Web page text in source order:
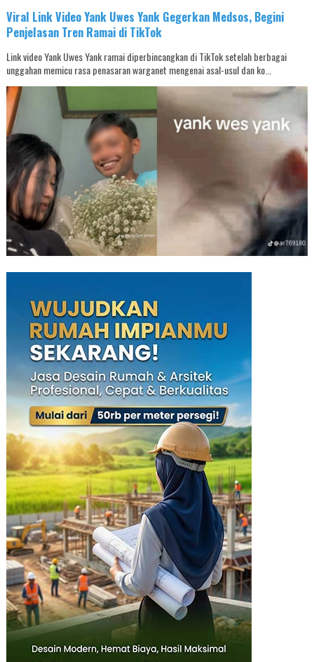
Viral Link Video Yank Uwes Yank Gegerkan Medsos, Begini
Penjelasan Tren Ramai di TikTok
Link video Yank Uwes Yank ramai diperbincangkan di TikTok setelah berbagai
unggahan memicu rasa penasaran warganet mengenai asal-usul dan ko...